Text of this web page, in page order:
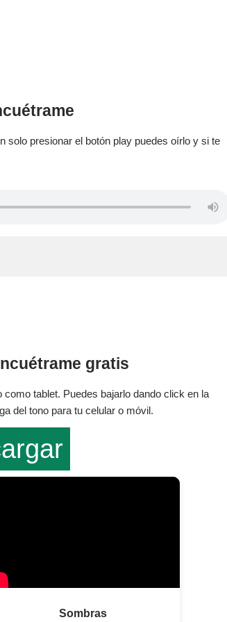
solo presionar el botón play puedes oírlo y si te
gratis
tablet. Puedes bajarlo dando click en la
del tono para tu celular o móvil.
Sombras